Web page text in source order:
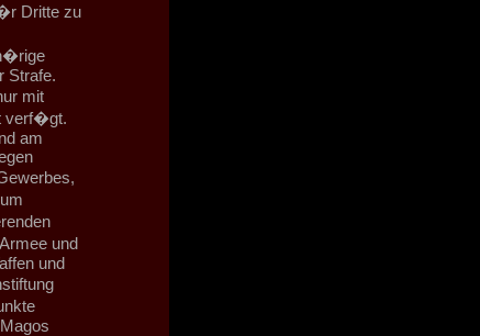
Dritte zu
Strafe.
mit
verf�gt.
am
und
und